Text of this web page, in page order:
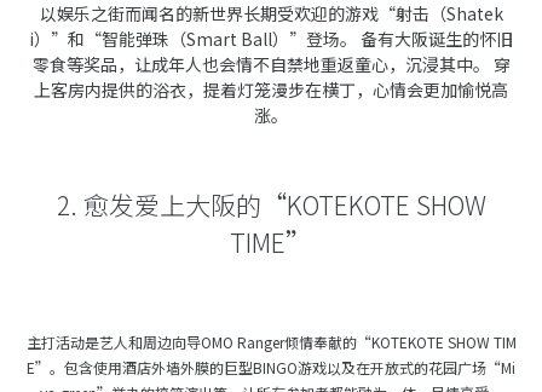
以娱乐之街而闻名的新世界长期受欢迎的游戏“射击（Shatek
i）”和“智能弹珠（Smart Ball）”登场。 备有大阪诞生的怀旧
零食等奖品，让成年人也会情不自禁地重返童心，沉浸其中。 穿
上客房内提供的浴衣，提着灯笼漫步在横丁，心情会更加愉悦高
涨。
2. 愈发爱上大阪的“KOTEKOTE SHOW
TIME”
主打活动是艺人和周边向导OMO Ranger倾情奉献的“KOTEKOTE SHOW TIM
E”。包含使用酒店外墙外膜的巨型BINGO游戏以及在开放式的花园广场“Mi